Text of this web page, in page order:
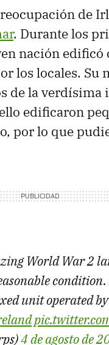
de
. Durante los
nación edificó
los locales.
de la verdísima
edificaron
por lo que
World War 2
unit operated
4 de agosto de